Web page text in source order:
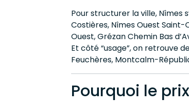
Pour structurer la ville, Nîmes
Costières, Nîmes Ouest Saint-
Ouest, Grézan Chemin Bas
Et côté “usage”, on retrouve
Feuchères, Montcalm-
Pourquoi le